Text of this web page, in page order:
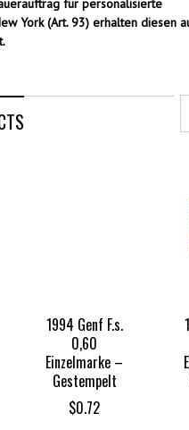
für personalisierte
York (Art. 93) erhalten diesen
1994 Genf F.s.
0,60
Einzelmarke –
Gestempelt
$0.72